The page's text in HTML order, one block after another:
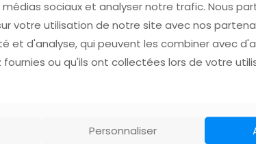
sociaux et analyser notre trafic. Nous
votre utilisation de notre site avec nos
et d'analyse, qui peuvent les combiner avec
fournies ou qu'ils ont collectées lors de votre
Personnaliser